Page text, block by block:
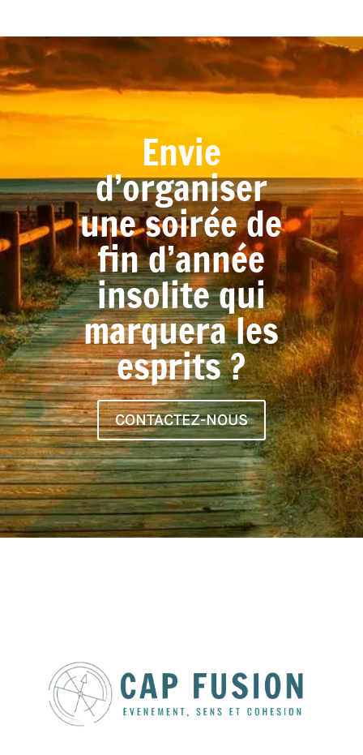
Envie
d’organiser
une soirée de
fin d’année
insolite qui
marquera les
esprits ?
CONTACTEZ-NOUS